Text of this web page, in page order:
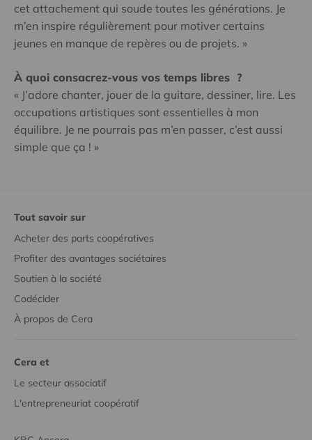
cet attachement qui soude toutes les générations. Je
m’en inspire régulièrement pour motiver certains
jeunes en manque de repères ou de projets. »
À quoi consacrez-vous vos temps libres ?
« J’adore chanter, jouer de la guitare, dessiner, lire. Les
occupations artistiques sont essentielles à mon
équilibre. Je ne pourrais pas m’en passer, c’est aussi
simple que ça ! »
Tout savoir sur
Acheter des parts coopératives
Profiter des avantages sociétaires
Soutien à la société
Codécider
À propos de Cera
Cera et
Le secteur associatif
L'entrepreneuriat coopératif